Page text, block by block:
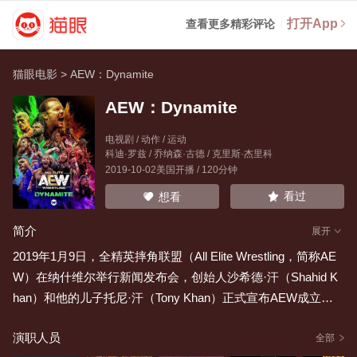
查看更多精彩评论 打开App
猫眼电影 >AEW：Dynamite
AEW：Dynamite
电视剧 / 动作 / 运动
科迪·罗兹/乔纳森·古德/ 克里斯·杰里科
2019-10-02美国开播 / 120分钟
想看 看过
简介 展开
2019年1月9日，全精英摔角联盟（All Elite Wrestling，简称AE
W）在纳什维尔举行新闻发布会，创始人沙希德·汗（Shahid K
han）和他的儿子托尼·汗（Tony Khan）正式宣布AEW成立。
dy Rhodes）、肯尼·奥梅加（Kenny Omega）、杰克逊兄弟
演职人员 全部